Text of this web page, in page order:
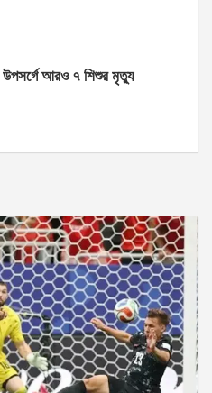
উপসর্গে আরও ৭ শিশুর মৃত্যু